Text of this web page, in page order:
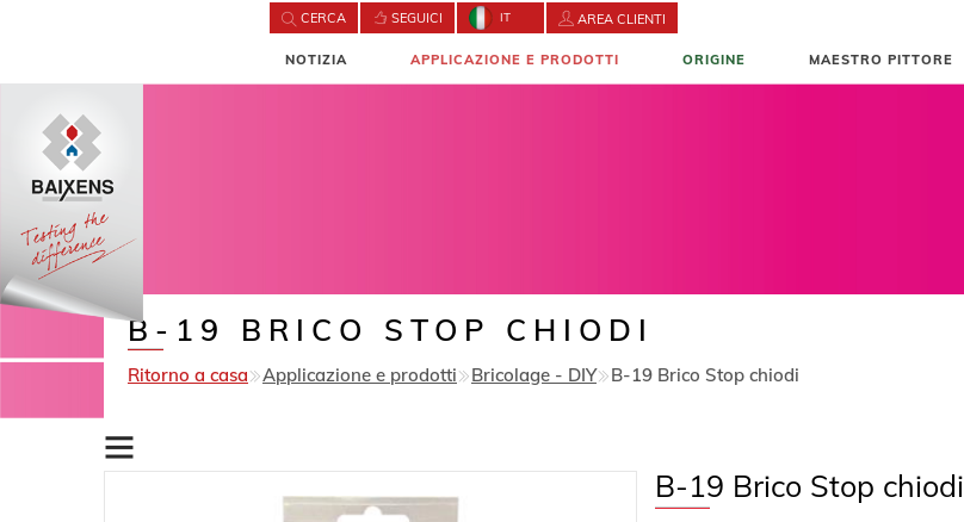
CERCA SEGUICI IT AREA CLIENTI
NOTIZIA APPLICAZIONE E PRODOTTI ORIGINE MAESTRO PITTORE
B-19 BRICO STOP CHIODI
Ritorno a casa Applicazione e prodotti Bricolage - DIY B-19 Brico Stop chiodi
B-19 Brico Stop chiodi